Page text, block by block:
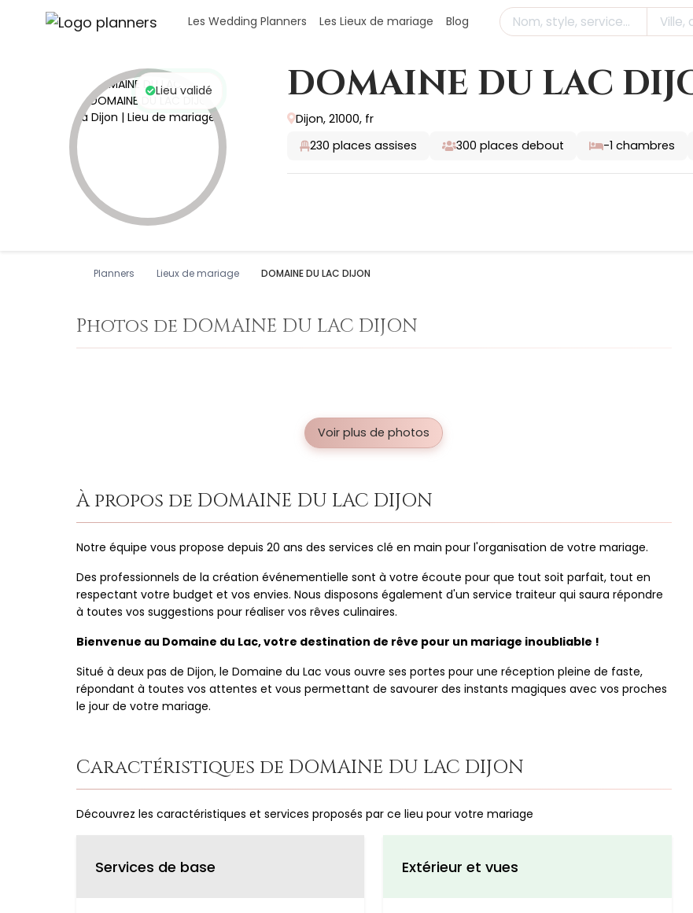
Les Wedding Planners Les Lieux de mariage Blog
Lieu validé DOMAINE DU LAC
Dijon, 21000, fr
230 places assises 300 places debout -1 chambres
Planners Lieux de mariage DOMAINE DU LAC DIJON
Photos de DOMAINE DU LAC DIJON
Voir plus de photos
À propos de DOMAINE DU LAC DIJON
Notre équipe vous propose depuis 20 ans des services clé en main pour l'organisation de votre mariage.
Des professionnels de la création événementielle sont à votre écoute pour que tout soit parfait, tout en
respectant votre budget et vos envies. Nous disposons également d'un service traiteur qui saura répondre
à toutes vos suggestions pour réaliser vos rêves culinaires.
Bienvenue au Domaine du Lac, votre destination de rêve pour un mariage inoubliable !
Situé à deux pas de Dijon, le Domaine du Lac vous ouvre ses portes pour une réception pleine de faste,
répondant à toutes vos attentes et vous permettant de savourer des instants magiques avec vos proches
le jour de votre mariage.
Caractéristiques de DOMAINE DU LAC DIJON
Découvrez les caractéristiques et services proposés par ce lieu pour votre mariage
Services de base Extérieur et vues
Panneau de gestion des cookies